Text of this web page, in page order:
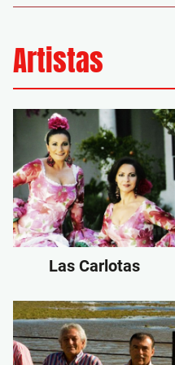
Artistas
Las Carlotas